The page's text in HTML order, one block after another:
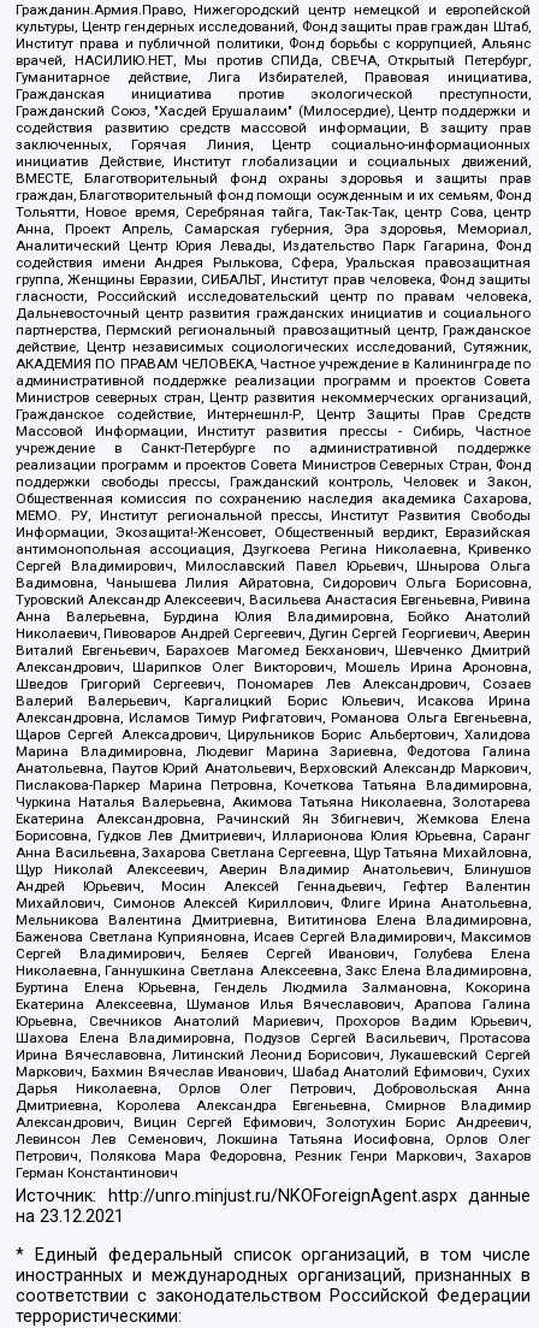
Гражданин.Армия.Право, Нижегородский центр немецкой и европейской
культуры, Центр гендерных исследований, Фонд защиты прав граждан Штаб,
Институт права и публичной политики, Фонд борьбы с коррупцией, Альянс
врачей, НАСИЛИЮ.НЕТ, Мы против СПИДа, СВЕЧА, Открытый Петербург,
Гуманитарное действие, Лига Избирателей, Правовая инициатива,
Гражданская инициатива против экологической преступности,
Гражданский Союз, "Хасдей Ерушалаим" (Милосердие), Центр поддержки и
содействия развитию средств массовой информации, В защиту прав
заключенных, Горячая Линия, Центр социально-информационных
инициатив Действие, Институт глобализации и социальных движений,
ВМЕСТЕ, Благотворительный фонд охраны здоровья и защиты прав
граждан, Благотворительный фонд помощи осужденным и их семьям, Фонд
Тольятти, Новое время, Серебряная тайга, Так-Так-Так, центр Сова, центр
Анна, Проект Апрель, Самарская губерния, Эра здоровья, Мемориал,
Аналитический Центр Юрия Левады, Издательство Парк Гагарина, Фонд
содействия имени Андрея Рылькова, Сфера, Уральская правозащитная
группа, Женщины Евразии, СИБАЛЬТ, Институт прав человека, Фонд защиты
гласности, Российский исследовательский центр по правам человека,
Дальневосточный центр развития гражданских инициатив и социального
партнерства, Пермский региональный правозащитный центр, Гражданское
действие, Центр независимых социологических исследований, Сутяжник,
АКАДЕМИЯ ПО ПРАВАМ ЧЕЛОВЕКА, Частное учреждение в Калининграде по
административной поддержке реализации программ и проектов Совета
Министров северных стран, Центр развития некоммерческих организаций,
Гражданское содействие, Интернешнл-Р, Центр Защиты Прав Средств
Массовой Информации, Институт развития прессы - Сибирь, Частное
учреждение в Санкт-Петербурге по административной поддержке
реализации программ и проектов Совета Министров Северных Стран, Фонд
поддержки свободы прессы, Гражданский контроль, Человек и Закон,
Общественная комиссия по сохранению наследия академика Сахарова,
МЕМО. РУ, Институт региональной прессы, Институт Развития Свободы
Информации, Экозащита!-Женсовет, Общественный вердикт, Евразийская
антимонопольная ассоциация, Дзугкоева Регина Николаевна, Кривенко
Сергей Владимирович, Милославский Павел Юрьевич, Шнырова Ольга
Вадимовна, Чанышева Лилия Айратовна, Сидорович Ольга Борисовна,
Туровский Александр Алексеевич, Васильева Анастасия Евгеньевна, Ривина
Анна Валерьевна, Бурдина Юлия Владимировна, Бойко Анатолий
Николаевич, Пивоваров Андрей Сергеевич, Дугин Сергей Георгиевич, Аверин
Виталий Евгеньевич, Барахоев Магомед Бекханович, Шевченко Дмитрий
Александрович, Шарипков Олег Викторович, Мошель Ирина Ароновна,
Шведов Григорий Сергеевич, Пономарев Лев Александрович, Созаев
Валерий Валерьевич, Каргалицкий Борис Юльевич, Исакова Ирина
Александровна, Исламов Тимур Рифгатович, Романова Ольга Евгеньевна,
Щаров Сергей Алексадрович, Цирульников Борис Альбертович, Халидова
Марина Владимировна, Людевиг Марина Зариевна, Федотова Галина
Анатольевна, Паутов Юрий Анатольевич, Верховский Александр Маркович,
Пислакова-Паркер Марина Петровна, Кочеткова Татьяна Владимировна,
Чуркина Наталья Валерьевна, Акимова Татьяна Николаевна, Золотарева
Екатерина Александровна, Рачинский Ян Збигневич, Жемкова Елена
Борисовна, Гудков Лев Дмитриевич, Илларионова Юлия Юрьевна, Саранг
Анна Васильевна, Захарова Светлана Сергеевна, Щур Татьяна Михайловна,
Щур Николай Алексеевич, Аверин Владимир Анатольевич, Блинушов
Андрей Юрьевич, Мосин Алексей Геннадьевич, Гефтер Валентин
Михайлович, Симонов Алексей Кириллович, Флиге Ирина Анатольевна,
Мельникова Валентина Дмитриевна, Вититинова Елена Владимировна,
Баженова Светлана Куприяновна, Исаев Сергей Владимирович, Максимов
Сергей Владимирович, Беляев Сергей Иванович, Голубева Елена
Николаевна, Ганнушкина Светлана Алексеевна, Закс Елена Владимировна,
Буртина Елена Юрьевна, Гендель Людмила Залмановна, Кокорина
Екатерина Алексеевна, Шуманов Илья Вячеславович, Арапова Галина
Юрьевна, Свечников Анатолий Мариевич, Прохоров Вадим Юрьевич,
Шахова Елена Владимировна, Подузов Сергей Васильевич, Протасова
Ирина Вячеславовна, Литинский Леонид Борисович, Лукашевский Сергей
Маркович, Бахмин Вячеслав Иванович, Шабад Анатолий Ефимович, Сухих
Дарья Николаевна, Орлов Олег Петрович, Добровольская Анна
Дмитриевна, Королева Александра Евгеньевна, Смирнов Владимир
Александрович, Вицин Сергей Ефимович, Золотухин Борис Андреевич,
Левинсон Лев Семенович, Локшина Татьяна Иосифовна, Орлов Олег
Петрович, Полякова Мара Федоровна, Резник Генри Маркович, Захаров
Герман Константинович
Источник: http://unro.minjust.ru/NKOForeignAgent.aspxданные
на23.12.2021
* Единый федеральный список организаций, в том числе
иностранных и международных организаций, признанных в
соответствии с законодательством Российской Федерации
террористическими: